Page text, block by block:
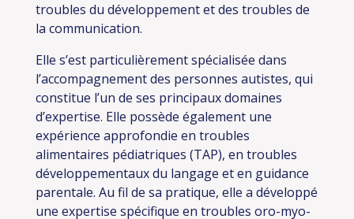
troubles du développement et des troubles de
la communication.
Elle s’est particulièrement spécialisée dans
l’accompagnement des personnes autistes, qui
constitue l’un de ses principaux domaines
d’expertise. Elle possède également une
expérience approfondie en troubles
alimentaires pédiatriques (TAP), en troubles
développementaux du langage et en guidance
parentale. Au fil de sa pratique, elle a développé
une expertise spécifique en troubles oro-myo-